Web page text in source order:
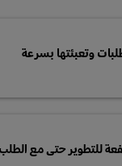
وتعبئتها بسرعة
للتطوير حتى مع